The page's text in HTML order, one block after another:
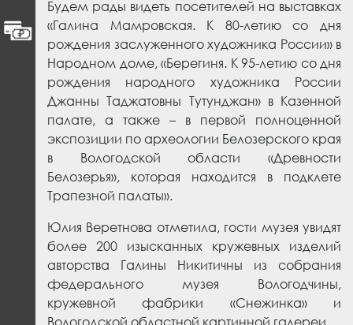
Будем рады видеть посетителей на выставках
«Галина Мамровская. К 80-летию со дня
рождения заслуженного художника России» в
Народном доме, «Берегиня. К 95-летию со дня
рождения народного художника России
Джанны Таджатовны Тутунджан» в Казенной
палате, а также – в первой полноценной
экспозиции по археологии Белозерского края
в Вологодской области «Древности
Белозерья», которая находится в подклете
Трапезной палаты».
Юлия Веретнова отметила, гости музея увидят
более 200 изысканных кружевных изделий
авторства Галины Никитичны из собрания
федерального музея Вологодчины,
кружевной фабрики «Снежинка» и
Вологодской областной картинной галереи.